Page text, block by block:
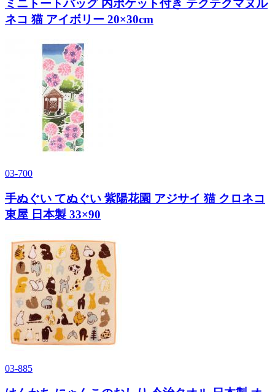
ミニトートバッグ 内ポケット付き テクテクマヌル
ネコ 猫 アイボリー 20×30cm
03-700
手ぬぐい てぬぐい 紫陽花園 アジサイ 猫 クロネコ
東屋 日本製 33×90
03-885